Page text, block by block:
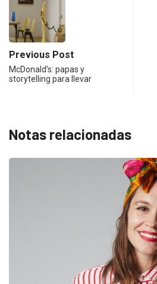
Previous Post
McDonald’s: papas y
storytelling para llevar
Notas relacionadas